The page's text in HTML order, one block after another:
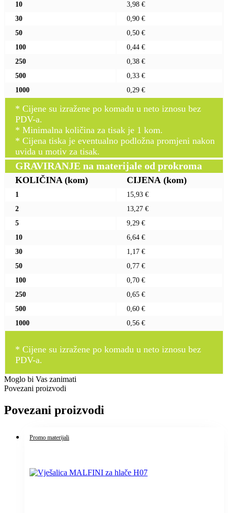
10
3,98 €
30
0,90 €
50
0,50 €
100
0,44 €
250
0,38 €
500
0,33 €
1000
0,29 €
* Cijene su izražene po komadu u neto iznosu bez
PDV-a.
* Minimalna količina za tisak je 1 kom.
* Cijena tiska je eventualno podložna promjeni nakon
uvida u motiv za tisak.
GRAVIRANJE na materijale od prokroma
KOLIČINA (kom) CIJENA (kom)
1
15,93 €
2
13,27 €
5
9,29 €
10
6,64 €
30
1,17 €
50
0,77 €
100
0,70 €
250
0,65 €
500
0,60 €
1000
0,56 €
* Cijene su izražene po komadu u neto iznosu bez
PDV-a.
Moglo bi Vas zanimati
Povezani proizvodi
Povezani proizvodi
Promo materijali